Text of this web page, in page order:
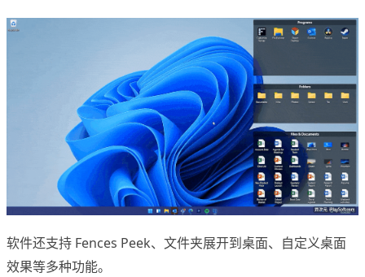
软件还支持 Fences Peek、文件夹展开到桌面、自定义桌面
效果等多种功能。